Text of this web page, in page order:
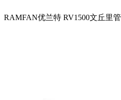
RAMFAN优兰特 RV1500文丘里管